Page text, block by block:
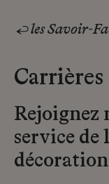
les Savoir-
Carrières
Rejoignez
service de